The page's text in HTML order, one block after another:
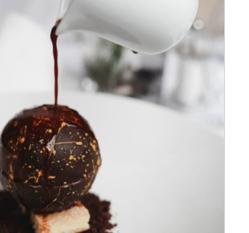
ADD TO CART DETALLES